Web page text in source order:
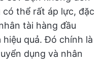
thể rất áp lực, đặc
tài hàng đầu
quả. Đó chính là
dụng và nhân